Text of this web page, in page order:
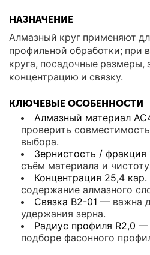
НАЗНАЧЕНИЕ
Алмазный круг применяют
профильной обработки; при
круга, посадочные размеры,
концентрацию и связку.
КЛЮЧЕВЫЕ ОСОБЕННОСТИ
Алмазный материал
проверить
выбора.
Зернистость / фракция
съём материала и
Концентрация 25,4 кар.
содержание алмазного
Связка В2-01 — важна
удержания зерна.
Радиус профиля R2,0 —
подборе фасонного